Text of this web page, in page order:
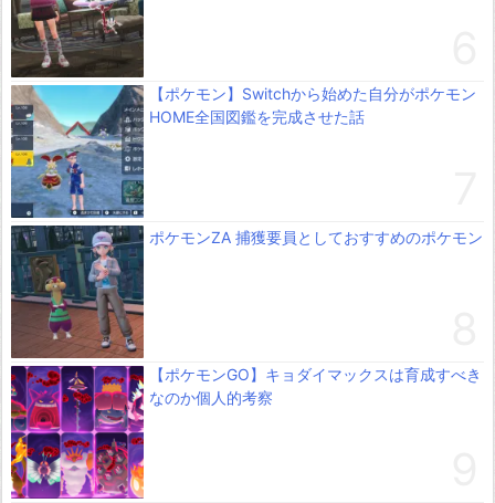
【ポケモン】Switchから始めた自分がポケモン
HOME全国図鑑を完成させた話
ポケモンZA 捕獲要員としておすすめのポケモン
【ポケモンGO】キョダイマックスは育成すべき
なのか個人的考察